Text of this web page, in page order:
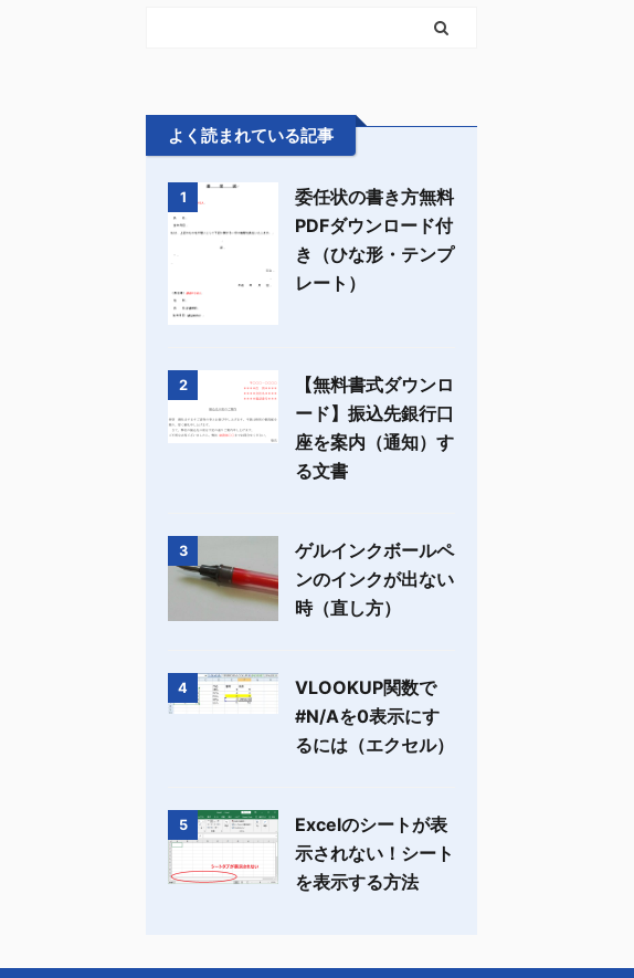
よく読まれている記事
1
委任状の書き方無料
PDFダウンロード付
き（ひな形・テンプ
レート）
2
【無料書式ダウンロ
ード】振込先銀行口
座を案内（通知）す
る文書
3
ゲルインクボールペ
ンのインクが出ない
時（直し方）
4
VLOOKUP関数で
#N/Aを0表示にす
るには（エクセル）
5
Excelのシートが表
示されない！シート
を表示する方法